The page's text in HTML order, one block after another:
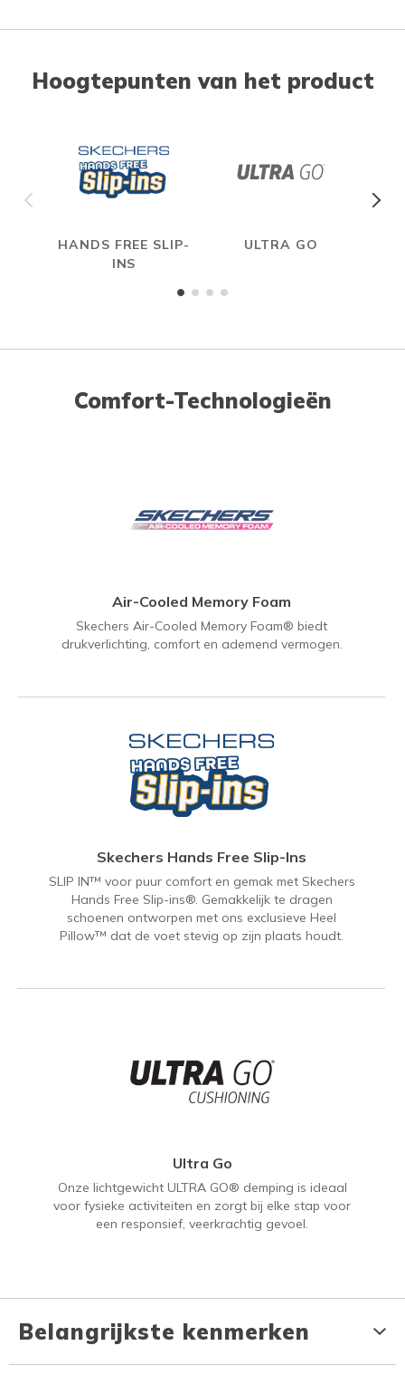
Hoogtepunten van het product
HANDS FREE SLIP-
INS
ULTRA GO
Comfort-Technologieën
Air-Cooled Memory Foam
Skechers Air-Cooled Memory Foam® biedt
drukverlichting, comfort en ademend vermogen.
Skechers Hands Free Slip-Ins
SLIP IN™ voor puur comfort en gemak met Skechers
Hands Free Slip-ins®. Gemakkelijk te dragen
schoenen ontworpen met ons exclusieve Heel
Pillow™ dat de voet stevig op zijn plaats houdt.
Ultra Go
Onze lichtgewicht ULTRA GO® demping is ideaal
voor fysieke activiteiten en zorgt bij elke stap voor
een responsief, veerkrachtig gevoel.
Belangrijkste kenmerken